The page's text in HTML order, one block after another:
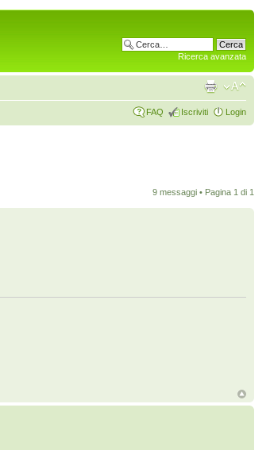
Ricerca avanzata
FAQ Iscriviti Login
9 messaggi • Pagina 1 di 1